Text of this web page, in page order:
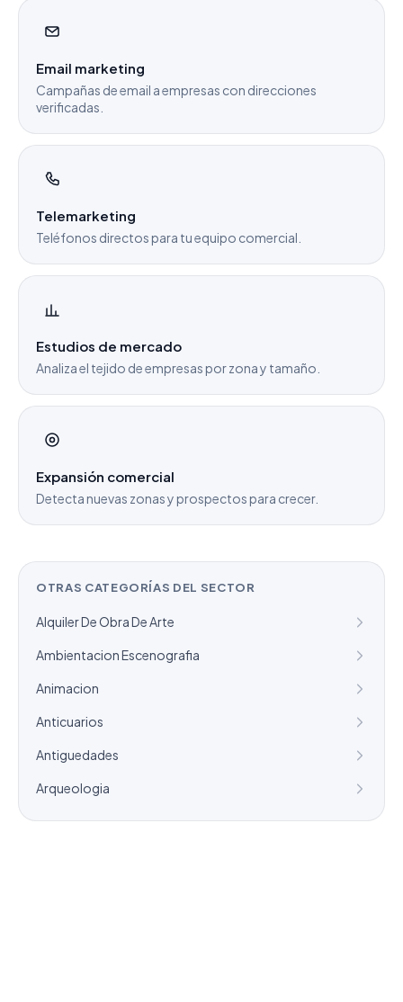
Email marketing
Campañas de email a empresas con direcciones
verificadas.
Telemarketing
Teléfonos directos para tu equipo comercial.
Estudios de mercado
Analiza el tejido de empresas por zona y tamaño.
Expansión comercial
Detecta nuevas zonas y prospectos para crecer.
OTRAS CATEGORÍAS DEL SECTOR
Alquiler De Obra De Arte
Ambientacion Escenografia
Animacion
Anticuarios
Antiguedades
Arqueologia